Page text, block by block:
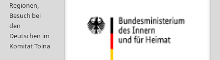
Regionen,
Besuch bei
den
Deutschen im
Komitat Tolna